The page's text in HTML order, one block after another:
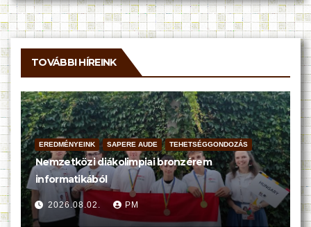
TOVÁBBI HÍREINK
EREDMÉNYEINK SAPERE AUDE TEHETSÉGGONDOZÁS
Nemzetközi diákolimpiai bronzérem
informatikából
2026.08.02. PM